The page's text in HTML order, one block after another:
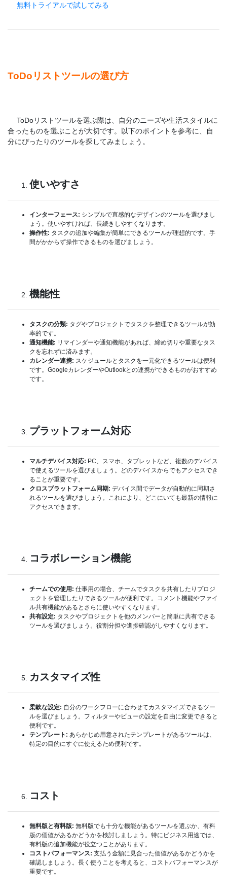
無料トライアルで試してみる
ToDoリストツールの選び方
ToDoリストツールを選ぶ際は、自分のニーズや生活スタイルに
合ったものを選ぶことが大切です。以下のポイントを参考に、自
分にぴったりのツールを探してみましょう。
使いやすさ
インターフェース: シンプルで直感的なデザインのツールを選びまし
ょう。使いやすければ、長続きしやすくなります。
操作性: タスクの追加や編集が簡単にできるツールが理想的です。手
間がかからず操作できるものを選びましょう。
機能性
タスクの分類: タグやプロジェクトでタスクを整理できるツールが効
率的です。
通知機能: リマインダーや通知機能があれば、締め切りや重要なタス
クを忘れずに済みます。
カレンダー連携: スケジュールとタスクを一元化できるツールは便利
です。GoogleカレンダーやOutlookとの連携ができるものがおすすめ
です。
プラットフォーム対応
マルチデバイス対応: PC、スマホ、タブレットなど、複数のデバイス
で使えるツールを選びましょう。どのデバイスからでもアクセスでき
ることが重要です。
クロスプラットフォーム同期: デバイス間でデータが自動的に同期さ
れるツールを選びましょう。これにより、どこにいても最新の情報に
アクセスできます。
コラボレーション機能
チームでの使用: 仕事用の場合、チームでタスクを共有したりプロジ
ェクトを管理したりできるツールが便利です。コメント機能やファイ
ル共有機能があるとさらに使いやすくなります。
共有設定: タスクやプロジェクトを他のメンバーと簡単に共有できる
ツールを選びましょう。役割分担や進捗確認がしやすくなります。
カスタマイズ性
柔軟な設定: 自分のワークフローに合わせてカスタマイズできるツー
ルを選びましょう。フィルターやビューの設定を自由に変更できると
便利です。
テンプレート: あらかじめ用意されたテンプレートがあるツールは、
特定の目的にすぐに使えるため便利です。
コスト
無料版と有料版: 無料版でも十分な機能があるツールを選ぶか、有料
版の価値があるかどうかを検討しましょう。特にビジネス用途では、
有料版の追加機能が役立つことがあります。
コストパフォーマンス: 支払う金額に見合った価値があるかどうかを
確認しましょう。長く使うことを考えると、コストパフォーマンスが
重要です。